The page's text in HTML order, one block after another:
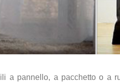
a pannello, a pacchetto o a